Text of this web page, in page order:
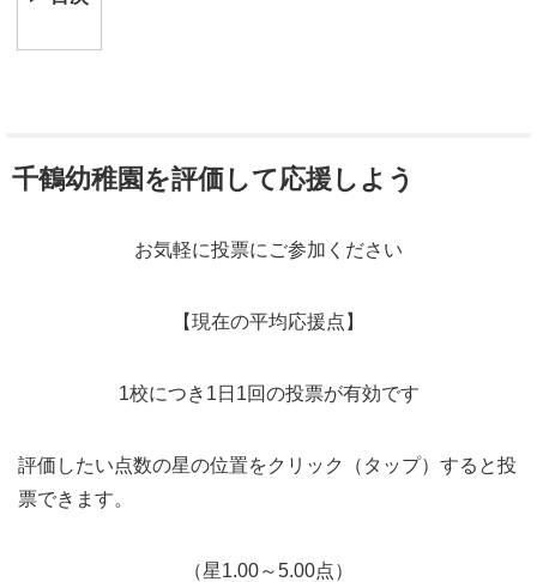
千鶴幼稚園を評価して応援しよう
お気軽に投票にご参加ください
【現在の平均応援点】
1校につき1日1回の投票が有効です
評価したい点数の星の位置をクリック（タップ）すると投
票できます。
（星1.00～5.00点）